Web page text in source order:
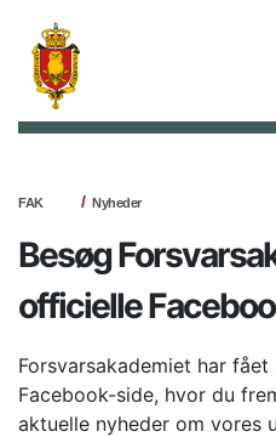
FAK Nyheder
Besøg
officielle
Forsvarsakademiet har
Facebook-side, hvor du
aktuelle nyheder om vores